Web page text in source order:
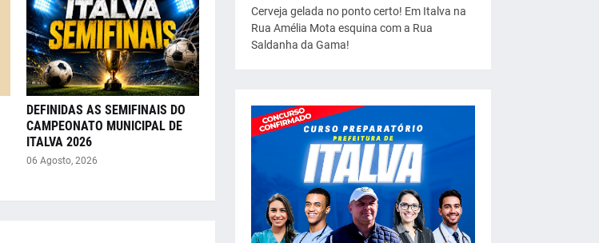
DEFINIDAS AS SEMIFINAIS DO
CAMPEONATO MUNICIPAL DE
ITALVA 2026
06 Agosto, 2026
Cerveja gelada no ponto certo! Em Italva na
Rua Amélia Mota esquina com a Rua
Saldanha da Gama!